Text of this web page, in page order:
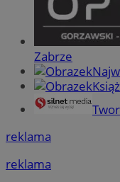
Zabrze
reklama
reklama